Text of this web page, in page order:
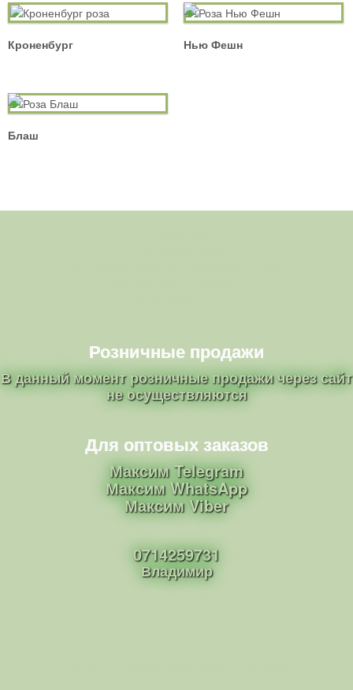
Кроненбург Нью Фешн
Блаш
Розничные продажи
В данный момент розничные продажи через сайт
не осуществляются
Для оптовых заказов
Максим Telegram
Максим WhatsApp
Максим Viber
0714259731
Владимир